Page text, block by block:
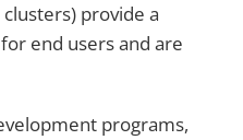
provide a
end users and are
programs,